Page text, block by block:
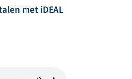
met iDEAL